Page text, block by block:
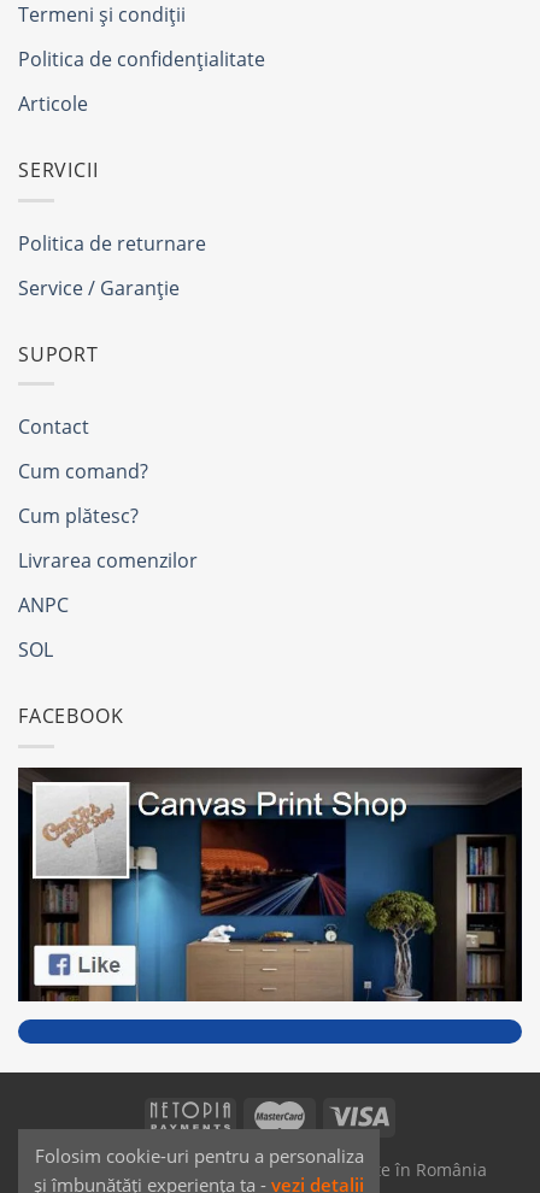
Termeni și condiții
Politica de confidențialitate
Articole
SERVICII
Politica de returnare
Service / Garanție
SUPORT
Contact
Cum comand?
Cum plătesc?
Livrarea comenzilor
ANPC
SOL
FACEBOOK
SAIKO MEDIA & SIGNS - Produse fabricate în România
Folosim cookie-uri pentru a personaliza
și îmbunătăți experiența ta - vezi detalii